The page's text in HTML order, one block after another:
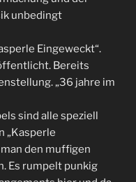
unbedingt
Eingeweckt“.
Bereits
„36 jahre im
sind alle speziell
„Kasperle
den muffigen
Es rumpelt punkig